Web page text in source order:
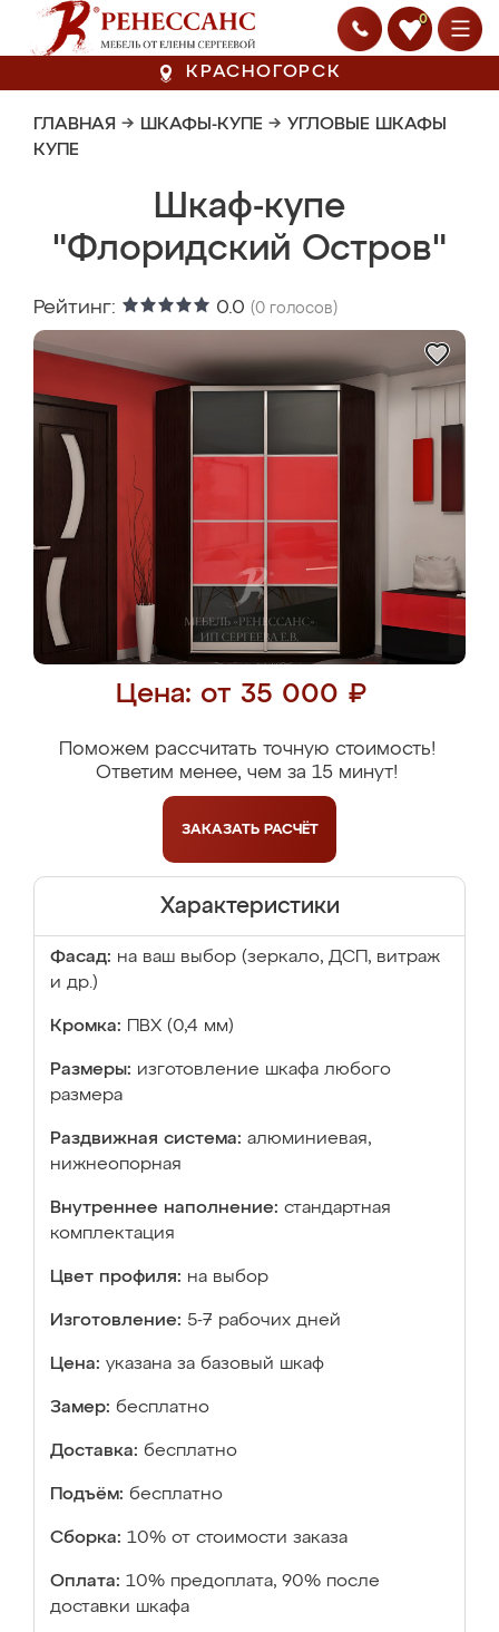
0
КРАСНОГОРСК
ГЛАВНАЯ → ШКАФЫ-КУПЕ → УГЛОВЫЕ ШКАФЫ
КУПЕ
Шкаф-купе
"Флоридский Остров"
Рейтинг: 0.0 (0 голосов)
Цена: от 35 000 ₽
Поможем рассчитать точную стоимость!
Ответим менее, чем за 15 минут!
ЗАКАЗАТЬ РАСЧЁТ
Характеристики
Фасад: на ваш выбор (зеркало, ДСП, витраж
и др.)
Кромка: ПВХ (0,4 мм)
Размеры: изготовление шкафа любого
размера
Раздвижная система: алюминиевая,
нижнеопорная
Внутреннее наполнение: стандартная
комплектация
Цвет профиля: на выбор
Изготовление: 5-7 рабочих дней
Цена: указана за базовый шкаф
Замер: бесплатно
Доставка: бесплатно
Подъём: бесплатно
Сборка: 10% от стоимости заказа
Оплата: 10% предоплата, 90% после
доставки шкафа